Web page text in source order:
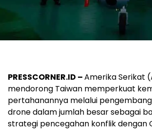
PRESSCORNER.ID –Amerika Serikat
mendorong Taiwan memperkuat
pertahanannya melalui
drone dalam jumlah besar sebagai
strategi pencegahan konflik dengan